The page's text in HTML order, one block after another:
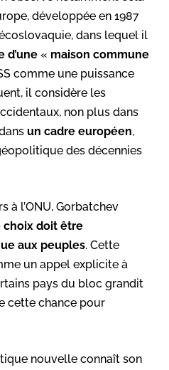
développée en 1987
dans lequel il
d’une « maison commune
comme une puissance
il considère les
non plus dans
un cadre européen,
des décennies
à l’ONU, Gorbatchev
choix doit être
aux peuples. Cette
un appel explicite à
pays du bloc grandit
cette chance pour
nouvelle connaît son